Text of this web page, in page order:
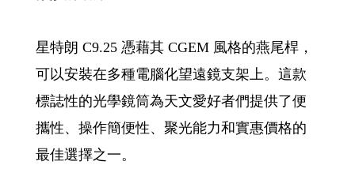
星特朗 C9.25 憑藉其 CGEM 風格的燕尾桿，
可以安裝在多種電腦化望遠鏡支架上。這款
標誌性的光學鏡筒為天文愛好者們提供了便
攜性、操作簡便性、聚光能力和實惠價格的
最佳選擇之一。